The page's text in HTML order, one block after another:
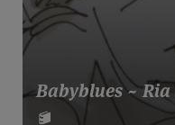
Babyblues ~